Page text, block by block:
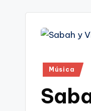
Publicado
Música